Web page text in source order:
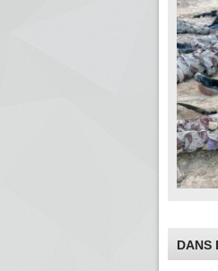
DANS